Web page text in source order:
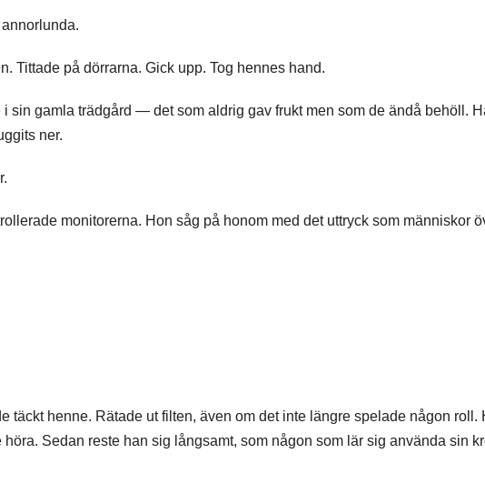
Tittade på dörrarna. Gick upp. Tog hennes hand.
sin gamla trädgård — det som aldrig gav frukt men som de ändå behöll.
ner.
monitorerna. Hon såg på honom med det uttryck som människor
täckt henne. Rätade ut filten, även om det inte längre spelade någon roll.
Sedan reste han sig långsamt, som någon som lär sig använda sin